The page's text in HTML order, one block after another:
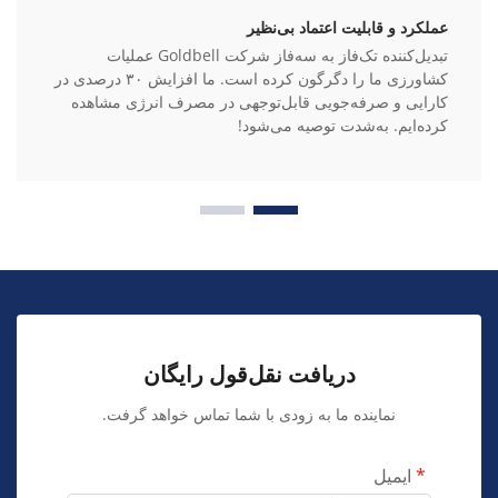
عملکرد و قابلیت اعتماد بی‌نظیر
تبدیل‌کننده تک‌فاز به سه‌فاز شرکت Goldbell عملیات
کشاورزی ما را دگرگون کرده است. ما افزایش ۳۰ درصدی در
کارایی و صرفه‌جویی قابل‌توجهی در مصرف انرژی مشاهده
کرده‌ایم. به‌شدت توصیه می‌شود!
دریافت نقل‌قول رایگان
نماینده ما به زودی با شما تماس خواهد گرفت.
ایمیل